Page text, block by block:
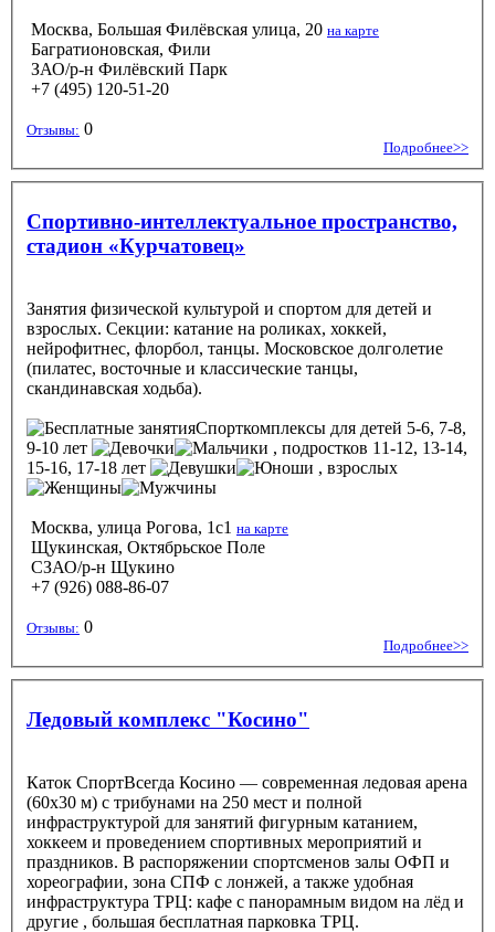
Москва, Большая Филёвская улица, 20 на карте
Багратионовская, Фили
ЗАО/р-н Филёвский Парк
+7 (495) 120-51-20
Отзывы: 0
Подробнее>>
Спортивно-интеллектуальное пространство,
стадион «Курчатовец»
Занятия физической культурой и спортом для детей и
взрослых. Секции: катание на роликах, хоккей,
нейрофитнес, флорбол, танцы. Московское долголетие
(пилатес, восточные и классические танцы,
скандинавская ходьба).
Спорткомплексы для детей 5-6, 7-8,
9-10 лет
, подростков 11-12, 13-14,
15-16, 17-18 лет
, взрослых
Москва, улица Рогова, 1с1 на карте
Щукинская, Октябрьское Поле
СЗАО/р-н Щукино
+7 (926) 088-86-07
Отзывы: 0
Подробнее>>
Ледовый комплекс "Косино"
Каток СпортВсегда Косино — современная ледовая арена
(60х30 м) с трибунами на 250 мест и полной
инфраструктурой для занятий фигурным катанием,
хоккеем и проведением спортивных мероприятий и
праздников. В распоряжении спортсменов залы ОФП и
хореографии, зона СПФ с лонжей, а также удобная
инфраструктура ТРЦ: кафе с панорамным видом на лёд и
другие , большая бесплатная парковка ТРЦ.